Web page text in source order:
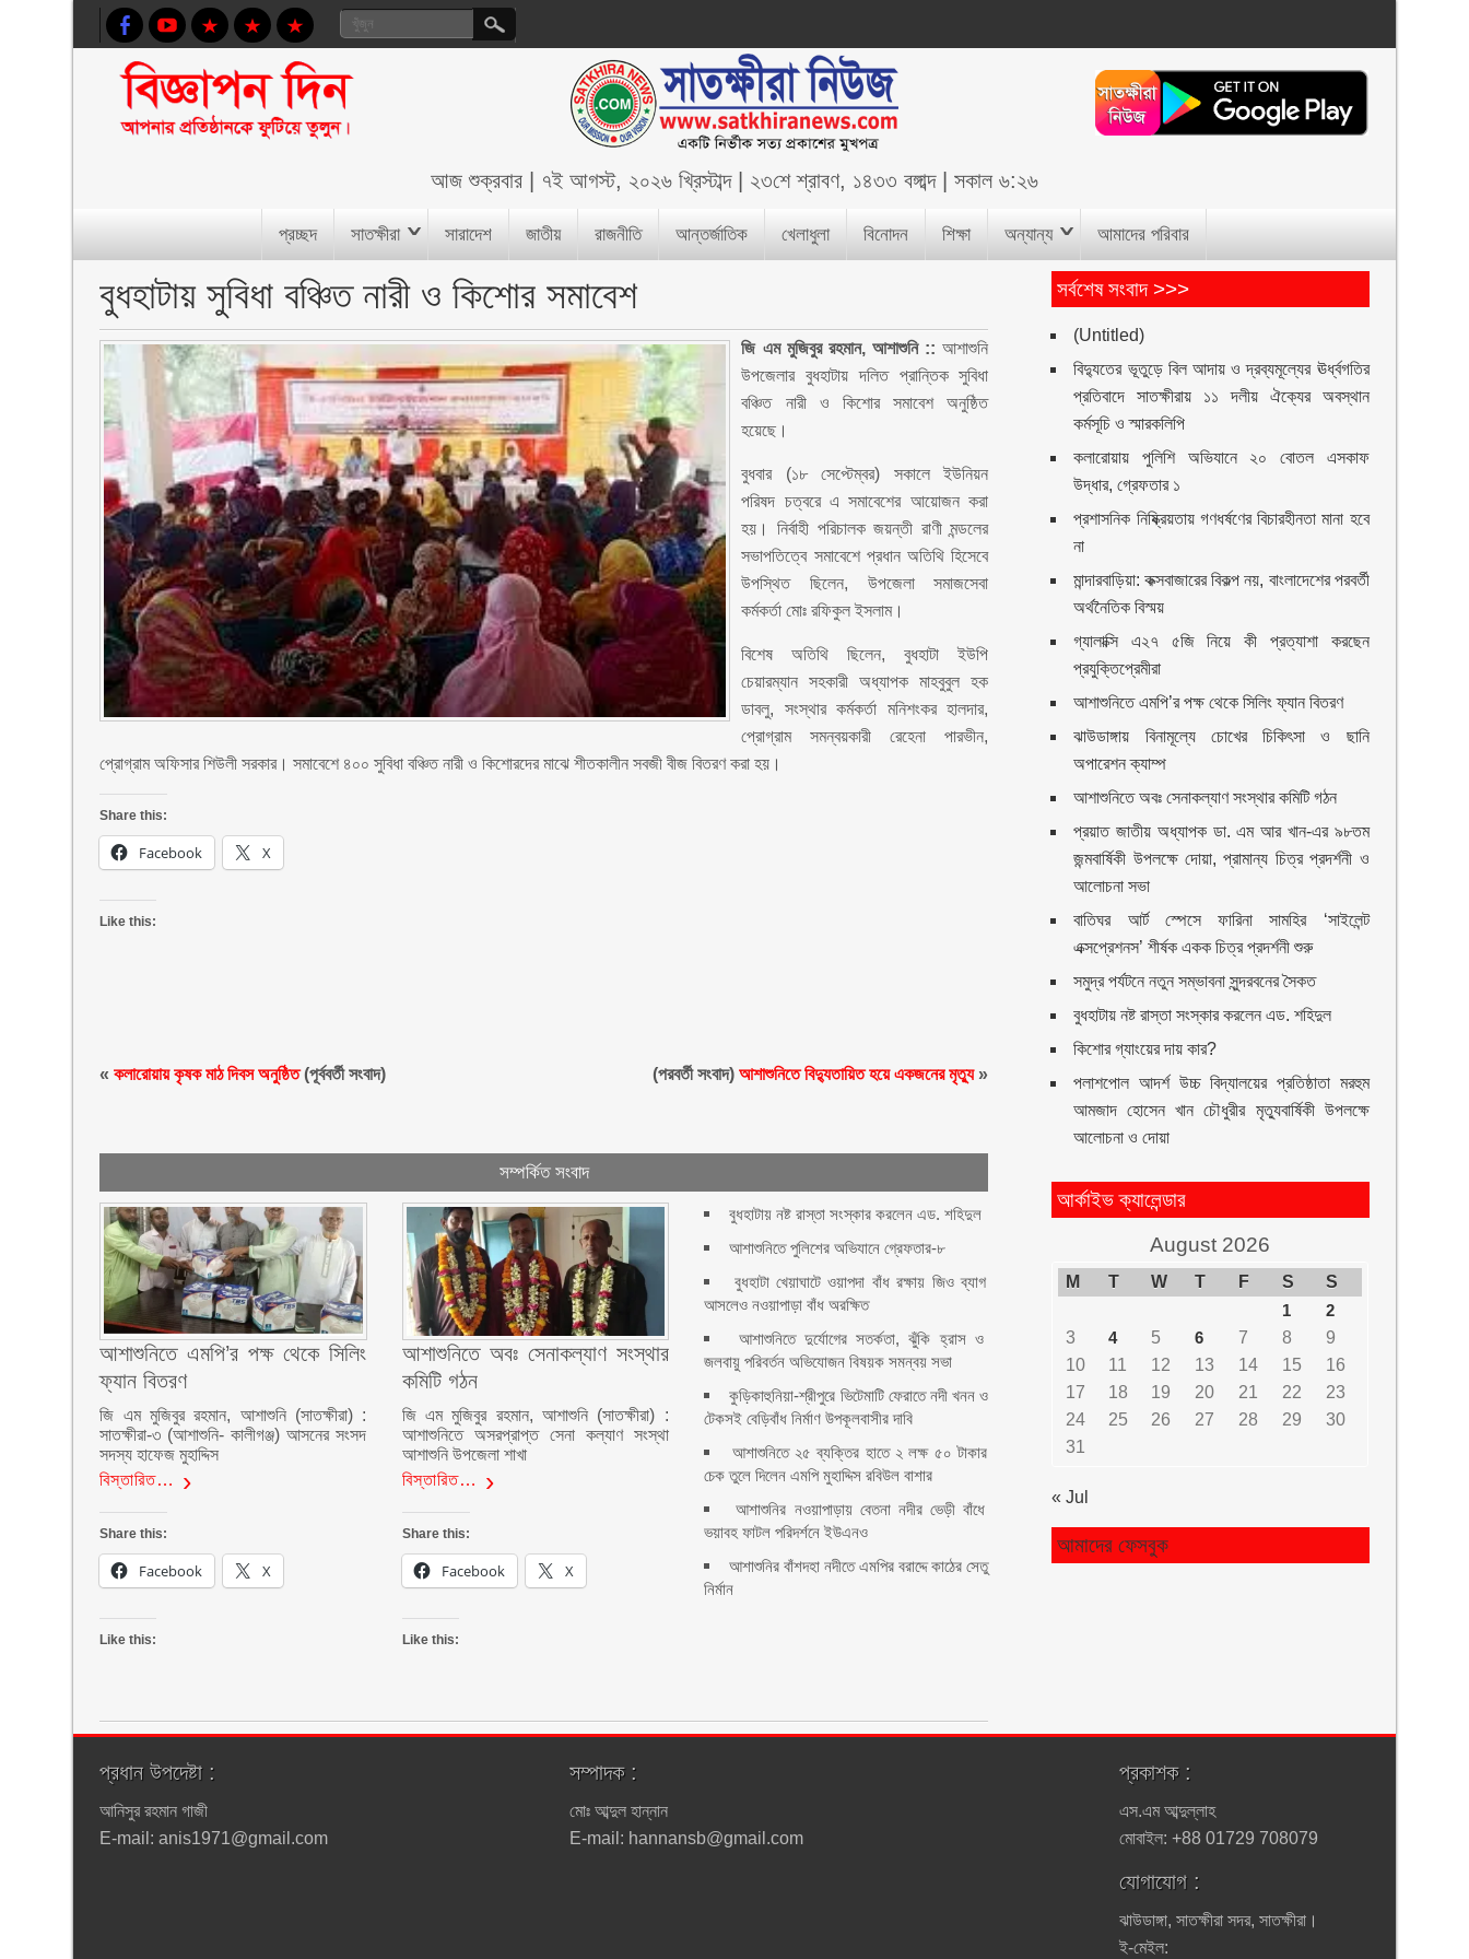
আজশুক্রবার| ৭ই আগস্ট, ২০২৬ খ্রিস্টাব্দ| ২৩শে শ্রাবণ, ১৪৩৩ বঙ্গাব্দ| সকাল ৬:২৬
প্রচ্ছদ সাতক্ষীরা সারাদেশ জাতীয় রাজনীতি আন্তর্জাতিক খেলাধুলা বিনোদন শিক্ষা অন্যান্য আমাদের পরিবার
বুধহাটায় সুবিধা বঞ্চিত নারী ও কিশোর সমাবেশ
জি এম মুজিবুর রহমান, আশাশুনি :: আশাশুনি
উপজেলার বুধহাটায় দলিত প্রান্তিক সুবিধা
বঞ্চিত নারী ও কিশোর সমাবেশ অনুষ্ঠিত
হয়েছে।
বুধবার (১৮ সেপ্টেম্বর) সকালে ইউনিয়ন
পরিষদ চত্বরে এ সমাবেশের আয়োজন করা
হয়। নির্বাহী পরিচালক জয়ন্তী রাণী মন্ডলের
সভাপতিত্বে সমাবেশে প্রধান অতিথি হিসেবে
উপস্থিত ছিলেন, উপজেলা সমাজসেবা
কর্মকর্তা মোঃ রফিকুল ইসলাম।
বিশেষ অতিথি ছিলেন, বুধহাটা ইউপি
চেয়ারম্যান সহকারী অধ্যাপক মাহবুবুল হক
ডাবলু, সংস্থার কর্মকর্তা মনিশংকর হালদার,
প্রোগ্রাম সমন্বয়কারী রেহেনা পারভীন,
প্রোগ্রাম অফিসার শিউলী সরকার। সমাবেশে ৪০০ সুবিধা বঞ্চিত নারী ও কিশোরদের মাঝে শীতকালীন সবজী বীজ বিতরণ করা হয়।
Share this:
Facebook X
Like this:
«কলারোয়ায় কৃষক মাঠ দিবস অনুষ্ঠিত(পূর্ববর্তী সংবাদ) (পরবর্তী সংবাদ)আশাশুনিতে বিদ্যুতায়িত হয়ে একজনের মৃত্যু»
সম্পর্কিত সংবাদ
আশাশুনিতে এমপি’র পক্ষ থেকে সিলিং
ফ্যান বিতরণ
জি এম মুজিবুর রহমান, আশাশুনি (সাতক্ষীরা) :
সাতক্ষীরা-৩ (আশাশুনি- কালীগঞ্জ) আসনের সংসদ
সদস্য হাফেজ মুহাদ্দিস
বিস্তারিত…
Share this:
Facebook X
Like this:
আশাশুনিতে অবঃ সেনাকল্যাণ সংস্থার
কমিটি গঠন
জি এম মুজিবুর রহমান, আশাশুনি (সাতক্ষীরা) :
আশাশুনিতে অসরপ্রাপ্ত সেনা কল্যাণ সংস্থা
আশাশুনি উপজেলা শাখা
বিস্তারিত…
Share this:
Facebook X
Like this:
বুধহাটায় নষ্ট রাস্তা সংস্কার করলেন এড. শহিদুল
আশাশুনিতে পুলিশের অভিযানে গ্রেফতার-৮
বুধহাটা খেয়াঘাটে ওয়াপদা বাঁধ রক্ষায় জিও ব্যাগ
আসলেও নওয়াপাড়া বাঁধ অরক্ষিত
আশাশুনিতে দুর্যোগের সতর্কতা, ঝুঁকি হ্রাস ও
জলবায়ু পরিবর্তন অভিযোজন বিষয়ক সমন্বয় সভা
কুড়িকাহুনিয়া-শ্রীপুরে ভিটেমাটি ফেরাতে নদী খনন ও
টেকসই বেড়িবাঁধ নির্মাণ উপকূলবাসীর দাবি
আশাশুনিতে ২৫ ব্যক্তির হাতে ২ লক্ষ ৫০ টাকার
চেক তুলে দিলেন এমপি মুহাদ্দিস রবিউল বাশার
আশাশুনির নওয়াপাড়ায় বেতনা নদীর ভেড়ী বাঁধে
ভয়াবহ ফাটল পরিদর্শনে ইউএনও
আশাশুনির বাঁশদহা নদীতে এমপির বরাদ্দে কাঠের সেতু
নির্মান
সর্বশেষ সংবাদ >>>
(Untitled)
বিদ্যুতের ভূতুড়ে বিল আদায় ও দ্রব্যমূল্যের ঊর্ধ্বগতির
প্রতিবাদে সাতক্ষীরায় ১১ দলীয় ঐক্যের অবস্থান
কর্মসূচি ও স্মারকলিপি
কলারোয়ায় পুলিশি অভিযানে ২০ বোতল এসকাফ
উদ্ধার, গ্রেফতার ১
প্রশাসনিক নিষ্ক্রিয়তায় গণধর্ষণের বিচারহীনতা মানা হবে
না
মান্দারবাড়িয়া: কক্সবাজারের বিকল্প নয়, বাংলাদেশের পরবর্তী
অর্থনৈতিক বিস্ময়
গ্যালাক্সি এ২৭ ৫জি নিয়ে কী প্রত্যাশা করছেন
প্রযুক্তিপ্রেমীরা
আশাশুনিতে এমপি’র পক্ষ থেকে সিলিং ফ্যান বিতরণ
ঝাউডাঙ্গায় বিনামূল্যে চোখের চিকিৎসা ও ছানি
অপারেশন ক্যাম্প
আশাশুনিতে অবঃ সেনাকল্যাণ সংস্থার কমিটি গঠন
প্রয়াত জাতীয় অধ্যাপক ডা. এম আর খান-এর ৯৮তম
জন্মবার্ষিকী উপলক্ষে দোয়া, প্রামান্য চিত্র প্রদর্শনী ও
আলোচনা সভা
বাতিঘর আর্ট স্পেসে ফারিনা সামহির ‘সাইলেন্ট
এক্সপ্রেশনস’ শীর্ষক একক চিত্র প্রদর্শনী শুরু
সমুদ্র পর্যটনে নতুন সম্ভাবনা সুন্দরবনের সৈকত
বুধহাটায় নষ্ট রাস্তা সংস্কার করলেন এড. শহিদুল
কিশোর গ্যাংয়ের দায় কার?
পলাশপোল আদর্শ উচ্চ বিদ্যালয়ের প্রতিষ্ঠাতা মরহুম
আমজাদ হোসেন খান চৌধুরীর মৃত্যুবার্ষিকী উপলক্ষে
আলোচনা ও দোয়া
আর্কাইভ ক্যালেন্ডার
August 2026
M T W T F S
S
1
2
3
4 5 6 7 8
9
10
11 12 13 14 15
16
17
18 19 20 21 22
23
24
25 26 27 28 29
30
31
« Jul
আমাদের ফেসবুক
প্রধান উপদেষ্টা :
আনিসুর রহমান গাজী
E-mail: anis1971@gmail.com
সম্পাদক :
মোঃ আব্দুল হান্নান
E-mail: hannansb@gmail.com
প্রকাশক :
এস.এম আব্দুল্লাহ
মোবাইল: +88 01729 708079
যোগাযোগ :
ঝাউডাঙ্গা, সাতক্ষীরা সদর, সাতক্ষীরা।
ই-মেইল: